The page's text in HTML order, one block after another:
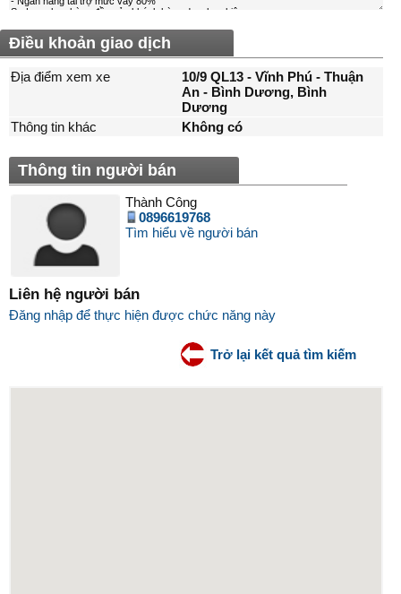
Điều khoản giao dịch
Địa điểm xem xe
10/9 QL13 - Vĩnh Phú - Thuận
An - Bình Dương, Bình
Dương
Thông tin khác
Không có
Thông tin người bán
Thành Công
0896619768
Tìm hiểu về người bán
Liên hệ người bán
Đăng nhập để thực hiện được chức năng này
Trở lại kết quả tìm kiếm